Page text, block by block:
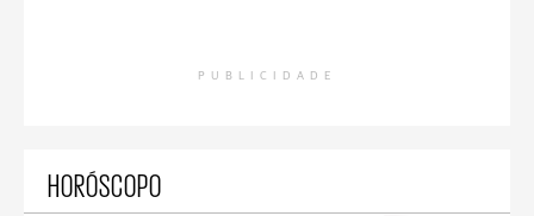
PUBLICIDADE
HORÓSCOPO